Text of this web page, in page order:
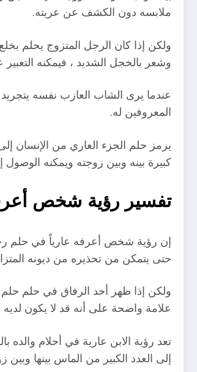
ملابسه دون الكشف عن عريته.
ولكن إذا كان الرجل المتزوج يحلم
وشعر بالخجل الشديد ، فيمكنه
عندما يرى الشاب العازب نفسه
المعروفين له.
يرمز حلم الجزء العاري من الإنسان
كبيرة بينه وبين زوجته ويمكنه الوصول
تفسير رؤية شخص
إن رؤية شخص أعرفه عارياً في حلم
حتى يتمكن من تحذيره من ديونه
ولكن إذا ظهر أحد الرفاق في حلم حلم
علامة واضحة على أنه قد لا يكون لديه
تعد رؤية الابن عارية في أحلام
إلى العدد الكبير من الماس بينها وبين